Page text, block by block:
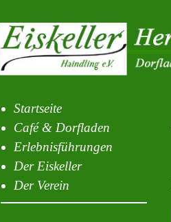
Startseite
Café & Dorfladen
Erlebnisführungen
Der Eiskeller
Der Verein